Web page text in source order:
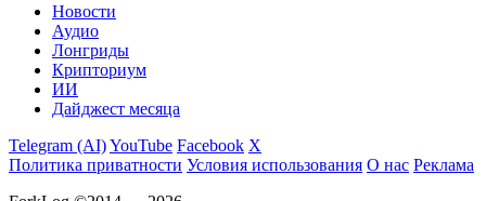
Новости
Аудио
Лонгриды
Крипториум
ИИ
Дайджест месяца
Telegram (AI)YouTube Facebook X
Политика приватности Условия использования О нас Реклама